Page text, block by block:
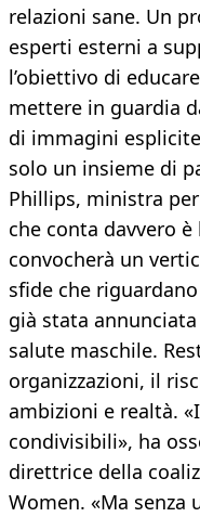
relazioni sane. Un
esperti esterni a
l’obiettivo di
mettere in guardia
di immagini
solo un insieme di
Phillips, ministra
che conta davvero è
convocherà un
sfide che
già stata
salute maschile.
organizzazioni, il
ambizioni e realtà.
condivisibili», ha
direttrice della
Women. «Ma senza